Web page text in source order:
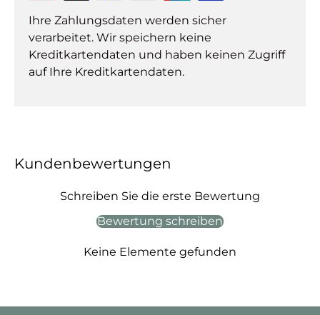
Ihre Zahlungsdaten werden sicher
verarbeitet. Wir speichern keine
Kreditkartendaten und haben keinen Zugriff
auf Ihre Kreditkartendaten.
Kundenbewertungen
Schreiben Sie die erste Bewertung
Bewertung schreiben
Keine Elemente gefunden